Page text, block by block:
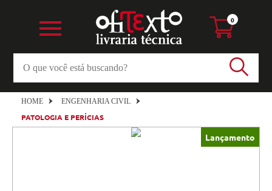
0
HOME ENGENHARIA CIVIL
PATOLOGIA E PERÍCIAS
Lançamento